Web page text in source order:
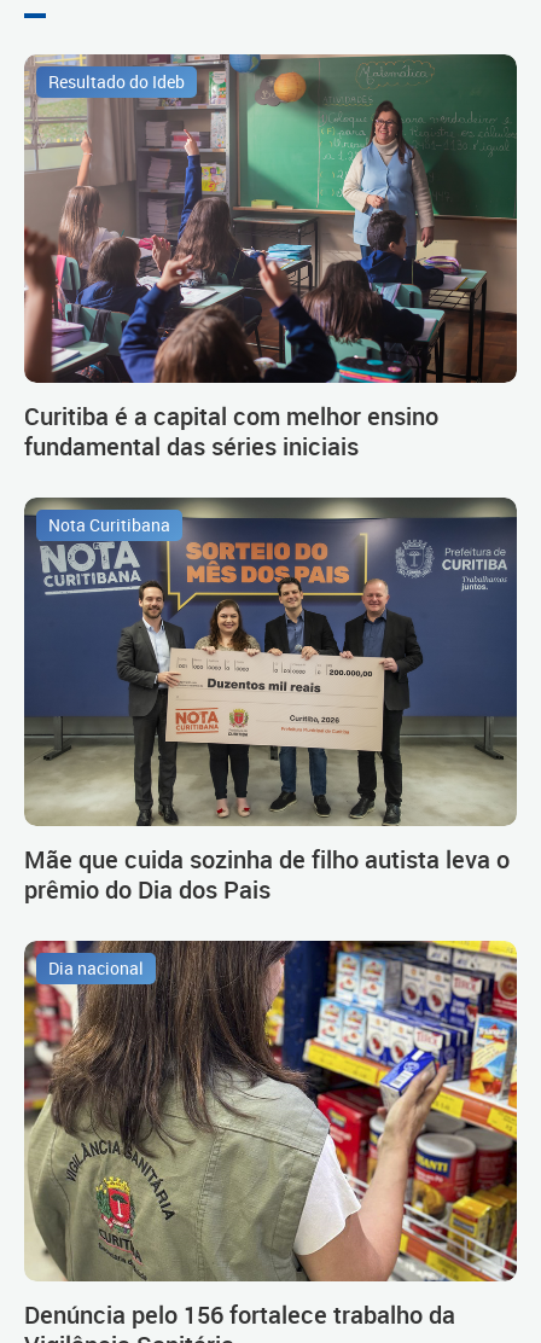
Resultado do Ideb
Curitiba é a capital com melhor ensino
fundamental das séries iniciais
Nota Curitibana
Mãe que cuida sozinha de filho autista leva o
prêmio do Dia dos Pais
Dia nacional
Denúncia pelo 156 fortalece trabalho da